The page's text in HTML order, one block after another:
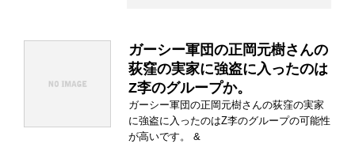
ガーシー軍団の正岡元樹さんの
荻窪の実家に強盗に入ったのは
Z李のグループか。
ガーシー軍団の正岡元樹さんの荻窪の実家
に強盗に入ったのはZ李のグループの可能性
が高いです。 &